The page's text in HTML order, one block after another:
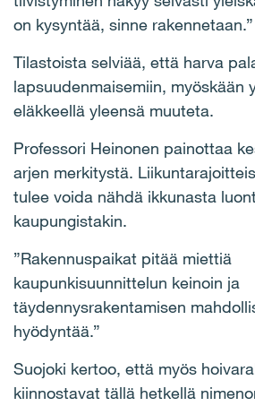
on kysyntää, sinne rakennetaan.”
Tilastoista selviää, että harva
lapsuudenmaisemiin, myöskään
eläkkeellä yleensä muuteta.
Professori Heinonen painottaa
arjen merkitystä.
tulee voida nähdä ikkunasta
kaupungistakin.
”Rakennuspaikat pitää miettiä
kaupunkisuunnittelun keinoin ja
täydennysrakentamisen
hyödyntää.”
Suojoki kertoo, että myös
kiinnostavat tällä hetkellä